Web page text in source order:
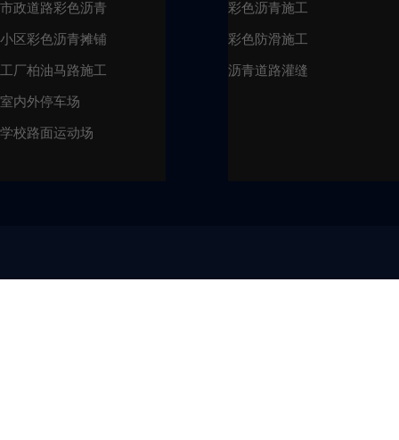
市政道路彩色沥青
小区彩色沥青摊铺
工厂柏油马路施工
室内外停车场
学校路面运动场
彩色沥青施工
彩色防滑施工
沥青道路灌缝